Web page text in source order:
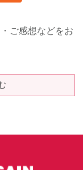
ご感想などをお